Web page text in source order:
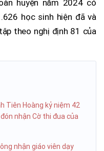
huyện năm 2024 có
học sinh hiện đã và
theo nghị định 81 của
Tiên Hoàng kỷ niệm 42
nhận Cờ thi đua của
nhận giáo viên dạy